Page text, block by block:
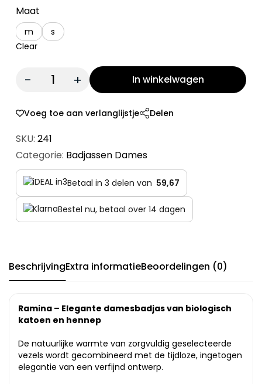
Maat
m
s
Clear
Quantity: In winkelwagen
Voeg toe aan verlanglijstje Delen
SKU: 241
Categorie: Badjassen Dames
Betaal in 3 delen van 59,67
Bestel nu, betaal over 14 dagen
BeschrijvingExtra informatieBeoordelingen (0)
Ramina – Elegante damesbadjas van biologisch
katoen en hennep
De natuurlijke warmte van zorgvuldig geselecteerde
vezels wordt gecombineerd met de tijdloze, ingetogen
elegantie van een verfijnd ontwerp.